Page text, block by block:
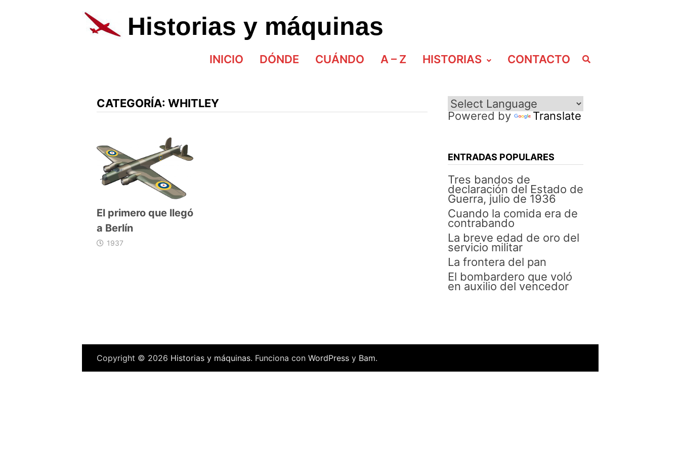
al
contenidoHistorias y máquinas
INICIO DÓNDE CUÁNDO A – Z HISTORIAS CONTACTO
CATEGORÍA: WHITLEY
El primero que llegó
a Berlín
1937
Powered by Translate
ENTRADAS POPULARES
Tres bandos de
declaración del Estado de
Guerra, julio de 1936
Cuando la comida era de
contrabando
La breve edad de oro del
servicio militar
La frontera del pan
El bombardero que voló
en auxilio del vencedor
Copyright © 2026 Historias y máquinas. Funciona con WordPressy Bam.